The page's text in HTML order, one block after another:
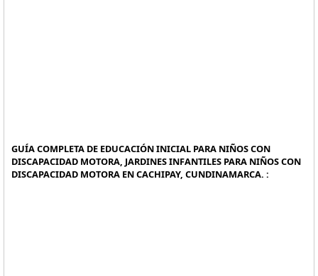
GUÍA COMPLETA DE EDUCACIÓN INICIAL PARA NIÑOS CON
DISCAPACIDAD MOTORA, JARDINES INFANTILES PARA NIÑOS CON
DISCAPACIDAD MOTORA EN CACHIPAY, CUNDINAMARCA. :